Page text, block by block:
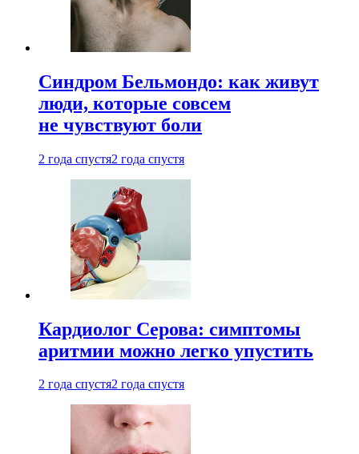
Синдром Бельмондо: как живут
люди, которые совсем
не чувствуют боли
2 года спустя2 года спустя
Кардиолог Серова: симптомы
аритмии можно легко упустить
2 года спустя2 года спустя